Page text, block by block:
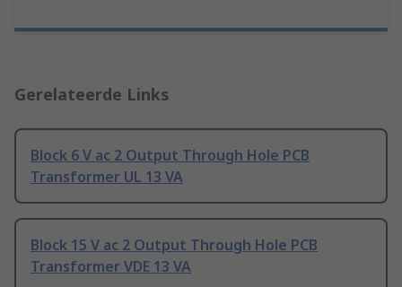
Gerelateerde Links
Block 6 V ac 2 Output Through Hole PCB
Transformer UL 13 VA
Block 15 V ac 2 Output Through Hole PCB
Transformer VDE 13 VA